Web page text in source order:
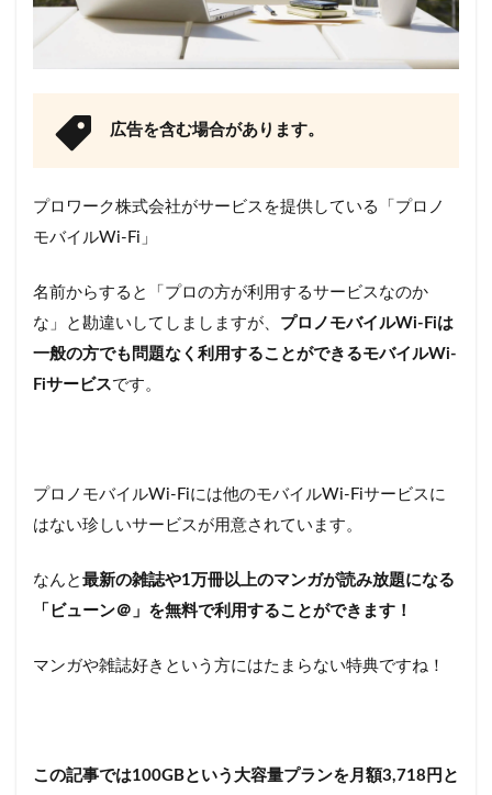
広告を含む場合があります。
プロワーク株式会社がサービスを提供している「プロノ
モバイルWi-Fi」
名前からすると「プロの方が利用するサービスなのか
な」と勘違いしてしましますが、 プロノモバイルWi-Fiは
一般の方でも問題なく利用することができるモバイルWi-
Fiサービスです。
プロノモバイルWi-Fiには他のモバイルWi-Fiサービスに
はない珍しいサービスが用意されています。
なんと 最新の雑誌や1万冊以上のマンガが読み放題になる
「ビューン＠」を無料で利用することができます！
マンガや雑誌好きという方にはたまらない特典ですね！
この記事では100GBという大容量プランを月額3,718円と